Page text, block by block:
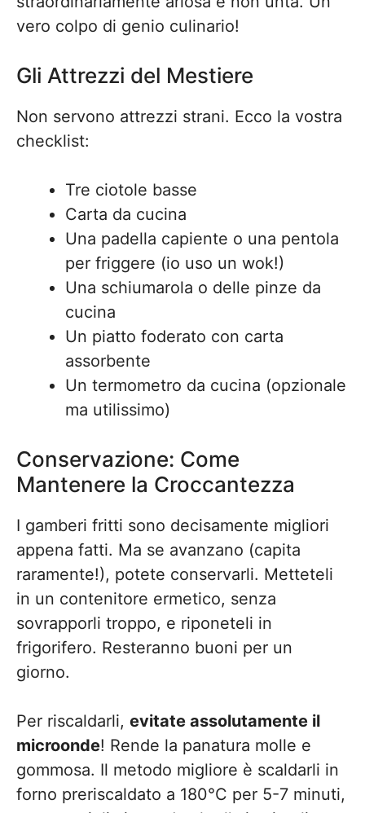
vero colpo di genio culinario!
Gli Attrezzi del Mestiere
Non servono attrezzi strani. Ecco la vostra
checklist:
Tre ciotole basse
Carta da cucina
Una padella capiente o una pentola
per friggere (io uso un wok!)
Una schiumarola o delle pinze da
cucina
Un piatto foderato con carta
assorbente
Un termometro da cucina (opzionale
ma utilissimo)
Conservazione: Come
Mantenere la Croccantezza
I gamberi fritti sono decisamente migliori
appena fatti. Ma se avanzano (capita
raramente!), potete conservarli. Metteteli
in un contenitore ermetico, senza
sovrapporli troppo, e riponeteli in
frigorifero. Resteranno buoni per un
giorno.
Per riscaldarli, evitate assolutamente il
microonde! Rende la panatura molle e
gommosa. Il metodo migliore è scaldarli in
forno preriscaldato a 180°C per 5-7 minuti,